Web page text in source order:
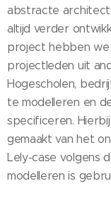
abstracte
altijd verder
project hebben we
projectleden uit
Hogescholen,
te modelleren en
specificeren.
gemaakt van het
Lely-case volgens
modelleren is